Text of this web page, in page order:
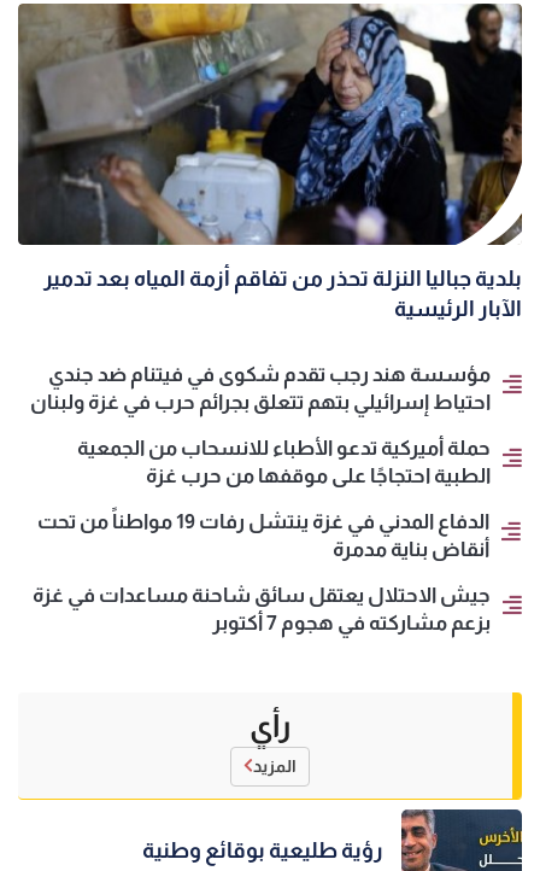
بلدية جباليا النزلة تحذر من تفاقم أزمة المياه بعد تدمير
الآبار الرئيسية
مؤسسة هند رجب تقدم شكوى في فيتنام ضد جندي
احتياط إسرائيلي بتهم تتعلق بجرائم حرب في غزة ولبنان
حملة أميركية تدعو الأطباء للانسحاب من الجمعية
الطبية احتجاجًا على موقفها من حرب غزة
الدفاع المدني في غزة ينتشل رفات 19 مواطناً من تحت
أنقاض بناية مدمرة
جيش الاحتلال يعتقل سائق شاحنة مساعدات في غزة
بزعم مشاركته في هجوم 7 أكتوبر
رأي
المزيد
رؤية طليعية بوقائع وطنية